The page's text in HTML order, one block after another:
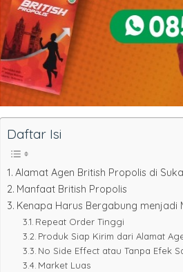
Daftar Isi
Alamat Agen British Propolis di
Manfaat British Propolis
Kenapa Harus Bergabung menjadi
Repeat Order Tinggi
Produk Siap Kirim dari Alamat
No Side Effect atau Tanpa Efek
Market Luas